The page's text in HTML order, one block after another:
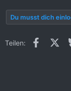
:
i
e
b
Du musst dich
Teilen: X